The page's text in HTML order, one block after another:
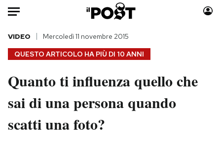
Auto
HOME
Italia
Politica
Tecnologia
Moda
Consumismi
QUESTO ARTICOLO HA PIÙ DI 10 ANNI
VIDEO Mercoledì 11 novembre 2015
Quanto ti influenza quello che
sai di una persona quando
scatti una foto?